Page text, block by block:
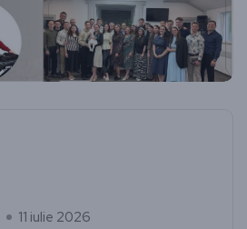
11 iulie 2026